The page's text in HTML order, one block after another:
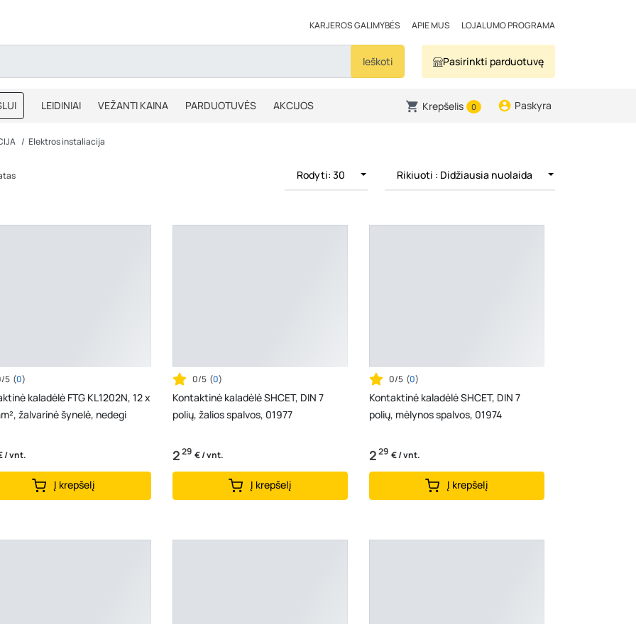
KARJEROS GALIMYBĖS APIE MUS LOJALUMO PROGRAMA
Ieškoti Pasirinkti parduotuvę
LEIDINIAI VEŽANTI KAINA PARDUOTUVĖS AKCIJOS
IŠPARDAVIMAS
Krepšelis 0 Paskyra
Elektros instaliacija
Rodyti: 30 Rikiuoti : Didžiausia nuolaida
5 (0)
kaladėlė FTG KL1202N, 12 x
žalvarinė šynelė, nedegi
/ vnt.
Į krepšelį
0/5 (0)
Kontaktinė kaladėlė SHCET, DIN 7
polių, žalios spalvos, 01977
229 € / vnt.
Į krepšelį
0/5 (0)
Kontaktinė kaladėlė SHCET, DIN 7
polių, mėlynos spalvos, 01974
229 € / vnt.
Į krepšelį